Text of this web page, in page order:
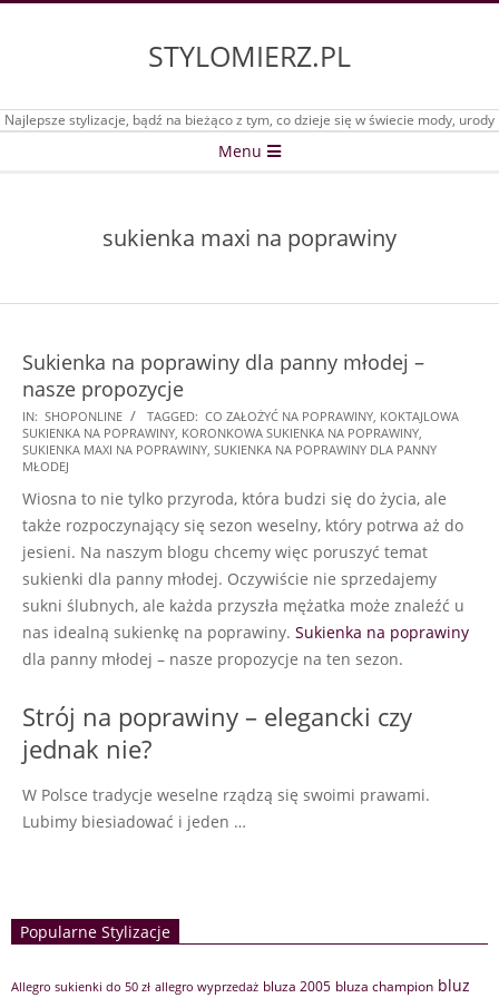
STYLOMIERZ.PL
Najlepsze stylizacje, bądź na bieżąco z tym, co dzieje się w świecie mody, urody
Menu
sukienka maxi na poprawiny
Sukienka na poprawiny dla panny młodej –
nasze propozycje
2025-
06-
04
IN: SHOPONLINE TAGGED: CO ZAŁOŻYĆ NA POPRAWINY, KOKTAJLOWA
SUKIENKA NA POPRAWINY, KORONKOWA SUKIENKA NA POPRAWINY,
SUKIENKA MAXI NA POPRAWINY, SUKIENKA NA POPRAWINY DLA PANNY
MŁODEJ
Wiosna to nie tylko przyroda, która budzi się do życia, ale
także rozpoczynający się sezon weselny, który potrwa aż do
jesieni. Na naszym blogu chcemy więc poruszyć temat
sukienki dla panny młodej. Oczywiście nie sprzedajemy
sukni ślubnych, ale każda przyszła mężatka może znaleźć u
nas idealną sukienkę na poprawiny. Sukienka na poprawiny
dla panny młodej – nasze propozycje na ten sezon.
Strój na poprawiny – elegancki czy
jednak nie?
W Polsce tradycje weselne rządzą się swoimi prawami.
Lubimy biesiadować i jeden …
Popularne Stylizacje
Allegro sukienki do 50 zł allegro wyprzedaż bluza 2005 bluza champion bluz